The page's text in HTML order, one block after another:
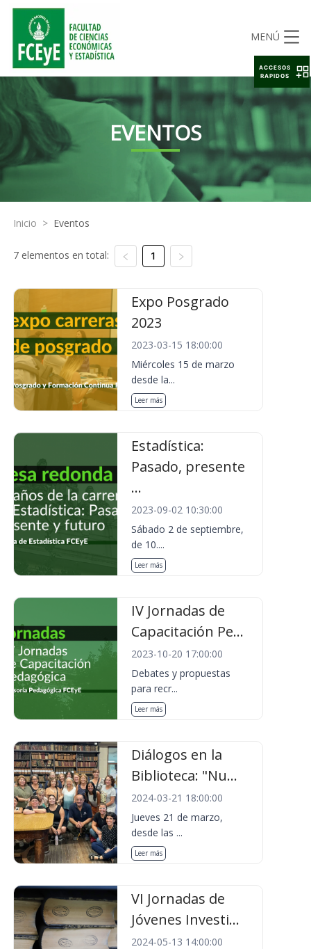
MENÚ
EVENTOS
Inicio > Eventos
7 elementos en total: 1
Expo Posgrado
2023
2023-03-15 18:00:00
Miércoles 15 de marzo
desde la...
Leer más
Estadística:
Pasado, presente
...
2023-09-02 10:30:00
Sábado 2 de septiembre,
de 10....
Leer más
IV Jornadas de
Capacitación Pe...
2023-10-20 17:00:00
Debates y propuestas
para recr...
Leer más
Diálogos en la
Biblioteca: "Nu...
2024-03-21 18:00:00
Jueves 21 de marzo,
desde las ...
Leer más
VI Jornadas de
Jóvenes Investi...
2024-05-13 14:00:00
ACCESOS
RAPIDOS